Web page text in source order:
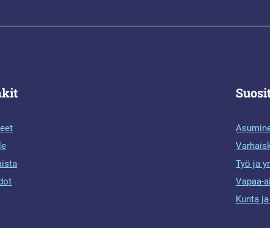
Työ ja
Vapaa-
Kunta